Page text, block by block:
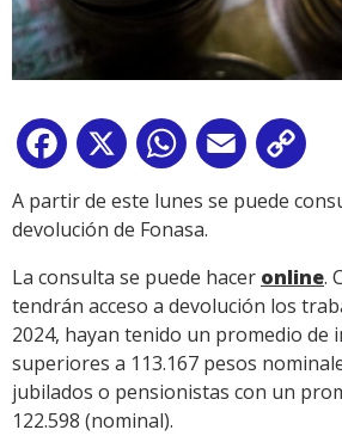
Facebook
X WhatsApp
Email
A partir de este lunes se puede
devolución de Fonasa.
La consulta se puede hacer online.
tendrán acceso a devolución los
2024, hayan tenido un promedio de
superiores a 113.167 pesos
jubilados o pensionistas con un
122.598 (nominal).